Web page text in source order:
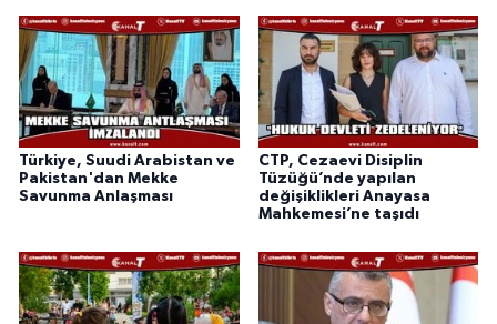
Türkiye, Suudi Arabistan ve
Pakistan'dan Mekke
Savunma Anlaşması
CTP, Cezaevi Disiplin
Tüzüğü’nde yapılan
değişiklikleri Anayasa
Mahkemesi’ne taşıdı